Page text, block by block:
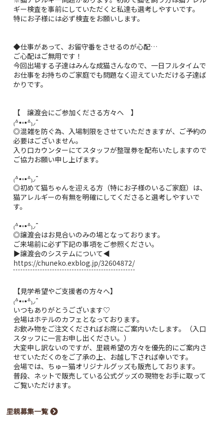
ギー検査を事前にしていただくと私達も選考しやすいです。
特にお子様には必ず検査をお願いします。
◆仕事があって、お留守番をさせるのが心配…
ご心配はご無用です！
今回出場する子達はみんな成猫さんなので、一日フルタイムで
お仕事をお持ちのご家庭でも問題なく迎えていただける子達ば
かりです。
【 譲渡会にご参加くださる方々へ 】
₍ᐞ•༝•ᐞ₎◞ ̑̑
◎混雑を防ぐ為、入場制限をさせていただきますが、ご予約の
必要はございません。
入り口カウンターにてスタッフが整理券を配布いたしますので
ご協力お願い申し上げます。
₍ᐞ•༝•ᐞ₎◞ ̑̑
◎初めて猫ちゃんを迎える方（特にお子様のいるご家庭）は、
猫アレルギーの有無を明確にしてくださると選考しやすいで
す。
₍ᐞ•༝•ᐞ₎◞ ̑̑
◎譲渡会はお見合いのみの場となっております。
ご来場前に必ず下記の事項をご参照ください。
▶︎譲渡会のシステムについて◀︎
https://chuneko.exblog.jp/32604872/
【見学希望やご支援者の方々へ】
₍ᐞ•༝•ᐞ₎◞ ̑̑
いつもありがとうございます♡
会場はホテルのカフェとなっております。
お飲み物をご注文くださればお席にご案内いたします。（入口
スタッフに一言お申し出ください。）
大変申し訳ないのですが、里親希望の方々を優先的にご案内さ
せていただくのをご了承の上、お越し下されば幸いです。
会場では、ちゅー猫オリジナルグッズも販売しております。
普段、ネットで販売している公式グッズの現物をお手に取って
ご覧いただけます。
里親募集一覧